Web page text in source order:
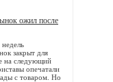
ожил после
закрыт для
на следующий
опечатали
с товаром. Но